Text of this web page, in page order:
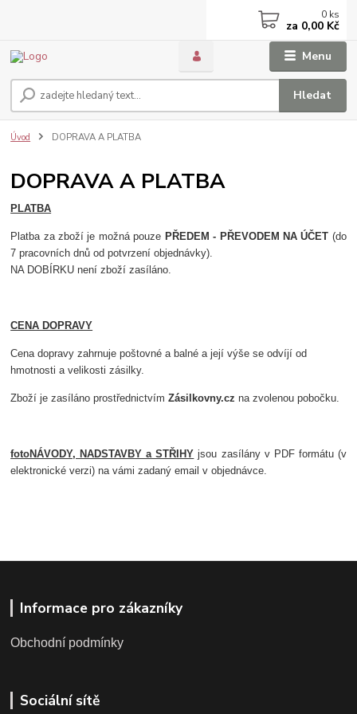
Menu
Hledat
0 ks
za 0,00 Kč
Úvod DOPRAVA A PLATBA
DOPRAVA A PLATBA
PLATBA
Platba za zboží je možná pouze PŘEDEM - PŘEVODEM NA ÚČET (do
7 pracovních dnů od potvrzení objednávky).
NA DOBÍRKU není zboží zasíláno.
CENA DOPRAVY
Cena dopravy zahrnuje poštovné a balné a její výše se odvíjí od
hmotnosti a velikosti zásilky.
Zboží je zasílánoprostřednictvímZásilkovny.cz na zvolenou pobočku.
fotoNÁVODY, NADSTAVBY a STŘIHY jsou zasílány v PDF formátu (v
elektronické verzi) na vámi zadaný email v objednávce.
Informace pro zákazníky
Obchodní podmínky
Sociální sítě